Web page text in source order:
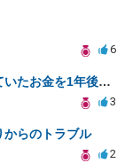
6
ダブル不倫・借金・手切れ金だと思っていたお金を1年後いまさら脅迫罪として通知書が来てまとめて請求
3
からのトラブル
2